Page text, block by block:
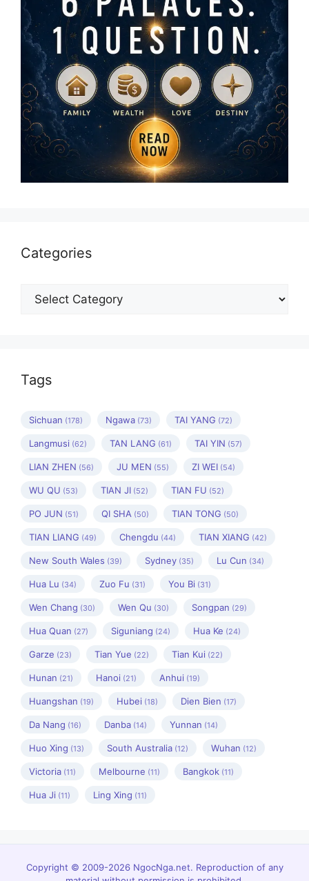
Categories
Categories
Tags
Sichuan (178) Ngawa (73) TAI YANG (72)
Langmusi (62) TAN LANG (61) TAI YIN (57)
LIAN ZHEN (56) JU MEN (55) ZI WEI (54)
WU QU (53) TIAN JI (52) TIAN FU (52)
PO JUN (51) QI SHA (50) TIAN TONG (50)
TIAN LIANG (49) Chengdu (44) TIAN XIANG (42)
New South Wales (39) Sydney (35) Lu Cun (34)
Hua Lu (34) Zuo Fu (31) You Bi (31)
Wen Chang (30) Wen Qu (30) Songpan (29)
Hua Quan (27) Siguniang (24) Hua Ke (24)
Garze (23) Tian Yue (22) Tian Kui (22)
Hunan (21) Hanoi (21) Anhui (19)
Huangshan (19) Hubei (18) Dien Bien (17)
Da Nang (16) Danba (14) Yunnan (14)
Huo Xing (13) South Australia (12) Wuhan (12)
Victoria (11) Melbourne (11) Bangkok (11)
Hua Ji (11) Ling Xing (11)
Copyright © 2009-2026 NgocNga.net. Reproduction of any